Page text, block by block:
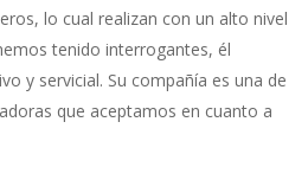
lo cual realizan con un alto nivel
tenido interrogantes, él
y servicial. Su compañía es una de
que aceptamos en cuanto a